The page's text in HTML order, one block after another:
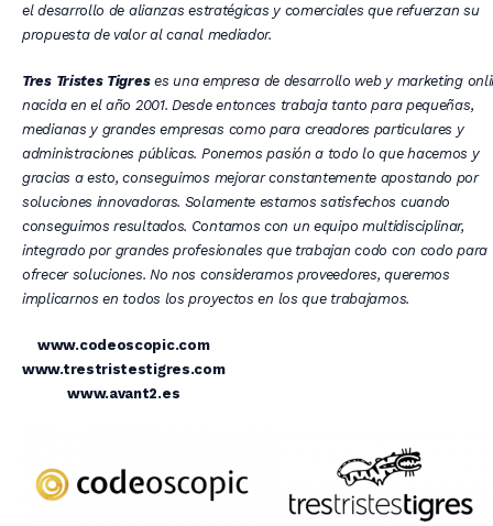
el desarrollo de alianzas estratégicas y comerciales que refuerzan su
propuesta de valor al canal mediador.
Tres Tristes Tigreses una empresa de desarrollo web y marketing
nacida en el año 2001. Desde entonces trabaja tanto para pequeñas,
medianas y grandes empresas como para creadores particulares y
administraciones públicas. Ponemos pasión a todo lo que hacemos y
gracias a esto, conseguimos mejorar constantemente apostando por
soluciones innovadoras. Solamente estamos satisfechos cuando
conseguimos resultados. Contamos con un equipo multidisciplinar,
integrado por grandes profesionales que trabajan codo con codo para
ofrecer soluciones. No nos consideramos proveedores, queremos
implicarnos en todos los proyectos en los que trabajamos.
www.codeoscopic.com
www.trestristestigres.com
www.avant2.es